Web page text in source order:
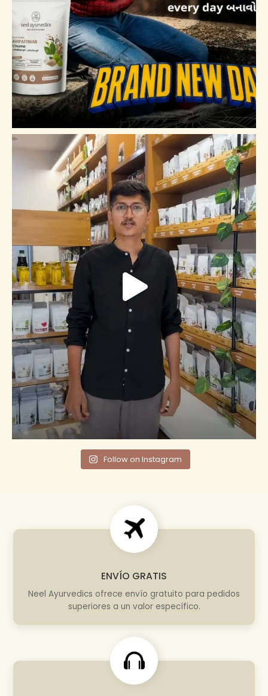
Follow on Instagram
ENVÍO GRATIS
Neel Ayurvedics ofrece envío gratuito para pedidos
superiores a un valor específico.